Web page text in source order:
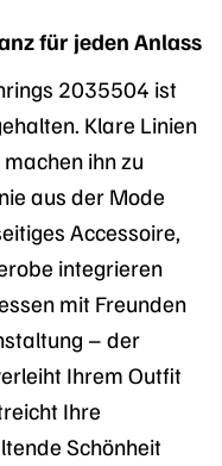
für jeden Anlass
2035504 ist
Klare Linien
ihn zu
aus der Mode
Accessoire,
integrieren
mit Freunden
– der
Ihrem Outfit
Ihre
Schönheit